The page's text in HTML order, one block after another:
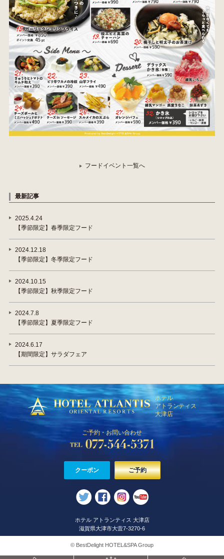
フードイベント一覧へ
最新記事
2025.4.24
【季節限定】春季限定フード
2024.12.18
【季節限定】冬季限定フード
2024.10.15
【季節限定】秋季限定フード
2024.7.8
【季節限定】夏季限定フード
2024.6.17
【期間限定】サラダフェア
ホテル
アトランティス
大津店
ご予約・お問い合わせ
クーポン ご予約
ホテル アトランティス 大津店
滋賀県大津市大萓7-3270-6
© BestDelight HOTEL&SPA Group